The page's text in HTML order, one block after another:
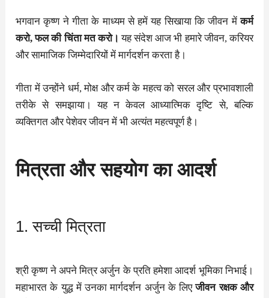
भगवान कृष्ण ने गीता के माध्यम से हमें यह सिखाया कि जीवन मेंकर्म
करो, फल की चिंता मत करो। यह संदेश आज भी हमारे जीवन, करियर
और सामाजिक जिम्मेदारियों में मार्गदर्शन करता है।
गीता में उन्होंने धर्म, मोक्ष और कर्म के महत्व को सरल और प्रभावशाली
तरीके से समझाया। यह न केवल आध्यात्मिक दृष्टि से, बल्कि
व्यक्तिगत और पेशेवर जीवन में भी अत्यंत महत्वपूर्ण है।
मित्रता और सहयोग का आदर्श
1. सच्ची मित्रता
श्री कृष्ण ने अपने मित्र अर्जुन के प्रति हमेशा आदर्श भूमिका निभाई।
महाभारत के युद्ध में उनका मार्गदर्शन अर्जुन के लिएजीवन रक्षक और